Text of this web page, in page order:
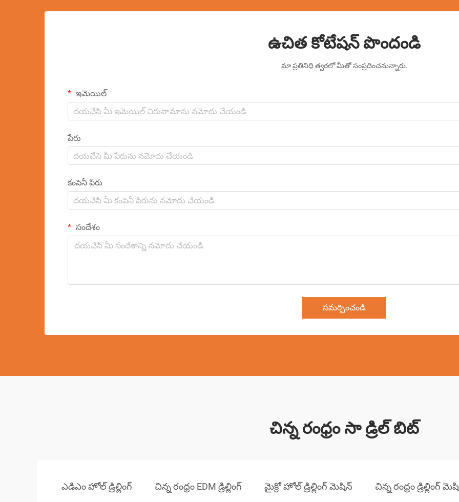
ఉచిత కోటేషన్ పొందండి
మా ప్రతినిధి త్వరలో మీతో సంప్రదించనున్నారు.
ఇమెయిల్
పేరు
కంపెనీ పేరు
సందేశం
సమర్పించండి
చిన్న రంధ్రం సా డ్రిల్ బిట్
ఎడిఎం హోల్ డ్రిల్లింగ్ చిన్న రంధ్రం EDM డ్రిల్లింగ్ మైక్రో హోల్ డ్రిల్లింగ్ మెషిన్ చిన్న రంధ్రం డ్రిల్లింగ్